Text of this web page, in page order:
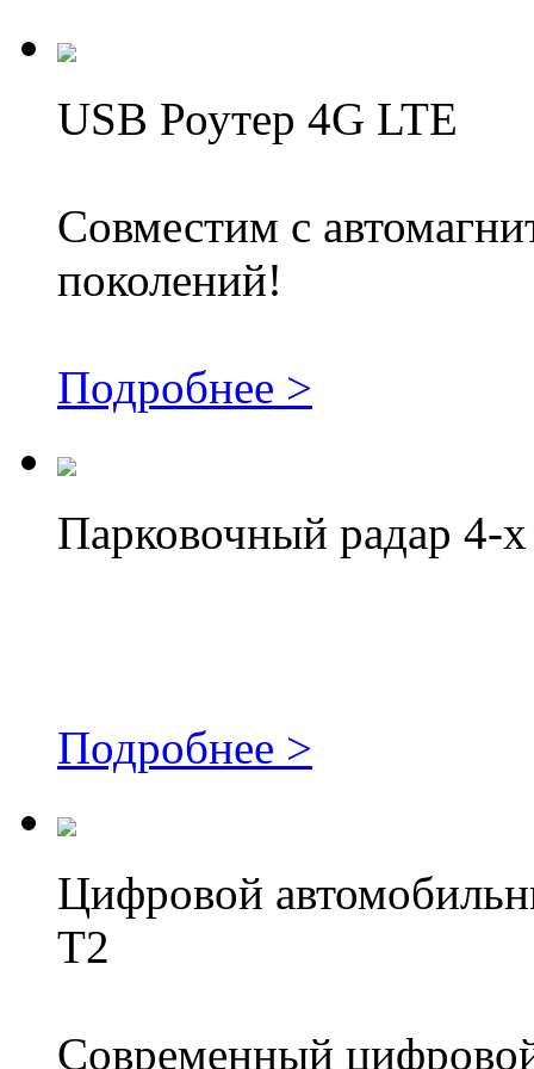
USB Роутер 4G LTE
Совместим с
поколений!
Подробнее >
Парковочный радар 4-
Подробнее >
Цифровой
T2
Современный